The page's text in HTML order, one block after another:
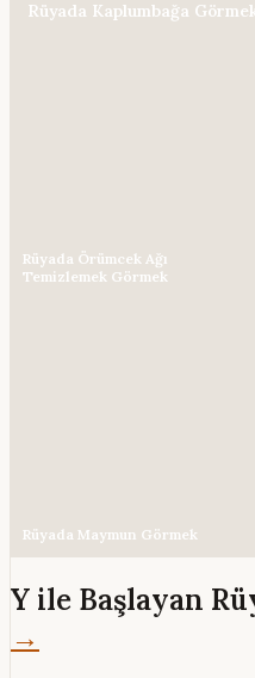
Rüyada Kaplumbağa
Rüyada Örümcek Ağı
Temizlemek Görmek
Rüyada Maymun Görmek
Y ile Başlayan
→